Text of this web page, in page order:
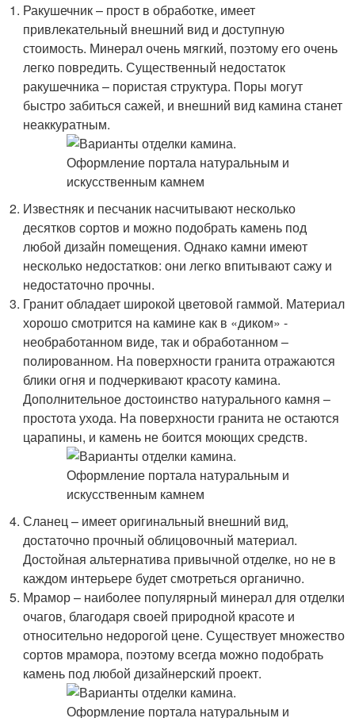
Ракушечник – прост в обработке, имеет
привлекательный внешний вид и доступную
стоимость. Минерал очень мягкий, поэтому его очень
легко повредить. Существенный недостаток
ракушечника – пористая структура. Поры могут
быстро забиться сажей, и внешний вид камина станет
неаккуратным.
Известняк и песчаник насчитывают несколько
десятков сортов и можно подобрать камень под
любой дизайн помещения. Однако камни имеют
несколько недостатков: они легко впитывают сажу и
недостаточно прочны.
Гранит обладает широкой цветовой гаммой. Материал
хорошо смотрится на камине как в «диком» -
необработанном виде, так и обработанном –
полированном. На поверхности гранита отражаются
блики огня и подчеркивают красоту камина.
Дополнительное достоинство натурального камня –
простота ухода. На поверхности гранита не остаются
царапины, и камень не боится моющих средств.
Сланец – имеет оригинальный внешний вид,
достаточно прочный облицовочный материал.
Достойная альтернатива привычной отделке, но не в
каждом интерьере будет смотреться органично.
Мрамор – наиболее популярный минерал для отделки
очагов, благодаря своей природной красоте и
относительно недорогой цене. Существует множество
сортов мрамора, поэтому всегда можно подобрать
камень под любой дизайнерский проект.